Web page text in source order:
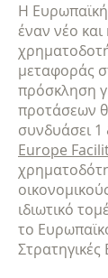
Η
έναν νέο
μεταφοράς
πρόσκληση
προτάσεων
συνδυάσει 1
Europe
ιδιωτικό
το
Στρατηγικές